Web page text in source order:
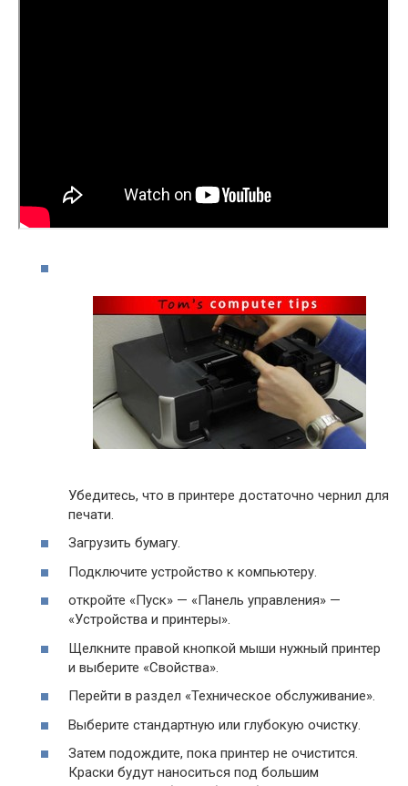
Убедитесь, что в принтере достаточно чернил для
печати.
Загрузить бумагу.
Подключите устройство к компьютеру.
откройте «Пуск» — «Панель управления» —
«Устройства и принтеры».
Щелкните правой кнопкой мыши нужный принтер
и выберите «Свойства».
Перейти в раздел «Техническое обслуживание».
Выберите стандартную или глубокую очистку.
Затем подождите, пока принтер не очистится.
Краски будут наноситься под большим